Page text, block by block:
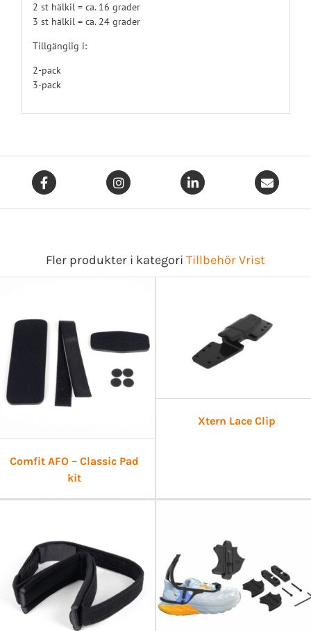
2 st hälkil = ca. 16 grader
3 st hälkil = ca. 24 grader
Tillgänglig i:
2-pack
3-pack
Fler produkter i kategori Tillbehör Vrist
Comfit AFO – Classic Pad
kit
Xtern Lace Clip